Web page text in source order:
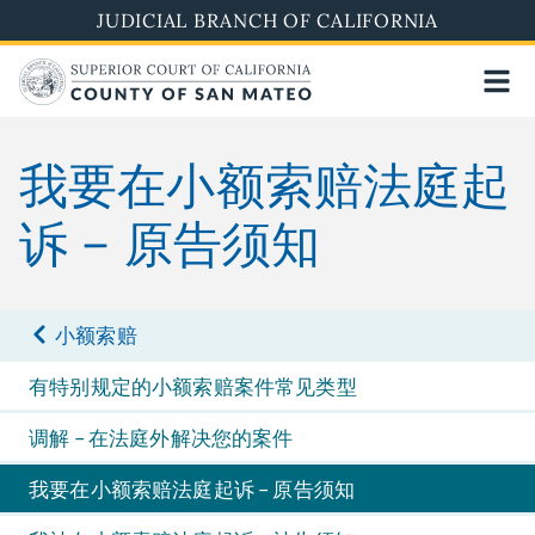
to
main
content
JUDICIAL BRANCH OF CALIFORNIA
我要在小额索赔法庭起
诉 – 原告须知
小额索赔
有特别规定的小额索赔案件常见类型
调解 – 在法庭外解决您的案件
我要在小额索赔法庭起诉 – 原告须知